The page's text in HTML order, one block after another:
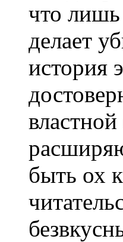
что
делает
история
быть ох